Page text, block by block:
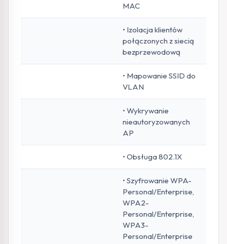
MAC
• Izolacja klientów
połączonych z siecią
bezprzewodową
• Mapowanie SSID do
VLAN
• Wykrywanie
nieautoryzowanych
AP
• Obsługa 802.1X
• Szyfrowanie WPA-
Personal/Enterprise,
WPA2-
Personal/Enterprise,
WPA3-
Personal/Enterprise